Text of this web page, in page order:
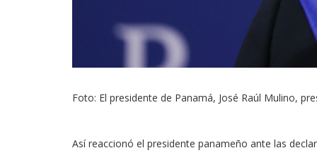
Foto: El presidente de Panamá, José Raúl Mulino,
Así reaccionó el presidente panameño ante las